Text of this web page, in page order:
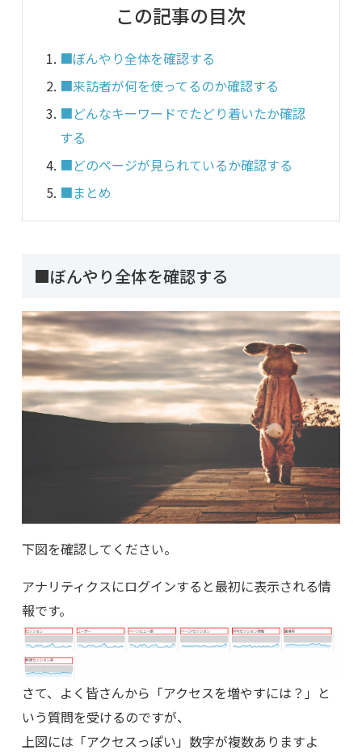
この記事の目次
■ぼんやり全体を確認する
■来訪者が何を使ってるのか確認する
■どんなキーワードでたどり着いたか確認
する
■どのページが見られているか確認する
■まとめ
■ぼんやり全体を確認する
下図を確認してください。
アナリティクスにログインすると最初に表示される情
報です。
さて、よく皆さんから「アクセスを増やすには？」と
いう質問を受けるのですが、
上図には「アクセスっぽい」数字が複数ありますよ